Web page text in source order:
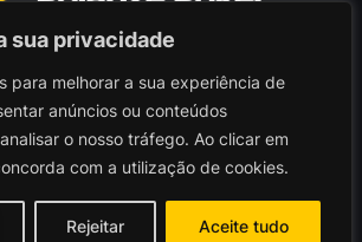
sua privacidade
para melhorar a sua experiência de
anúncios ou conteúdos
o nosso tráfego. Ao clicar em
com a utilização de cookies.
Rejeitar Aceite tudo
Poker Limited, Malta
registada sob n.º C103402
© 2026 - Polarize Poker
de Utilização